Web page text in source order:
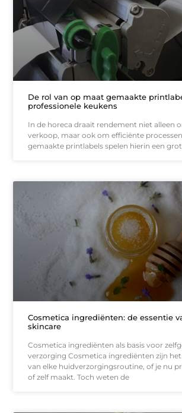
De rol van op maat gemaakte
professionele keukens
In de horeca draait rendement niet alleen
verkoop, maar ook om efficiënte
gemaakte printlabels spelen hierin een
Cosmetica ingrediënten: de essentie
skincare
Cosmetica ingrediënten als basis voor
verzorging Cosmetica ingrediënten zijn
van elke huidverzorgingsroutine, of je nu
of zelf maakt. Toch weten de